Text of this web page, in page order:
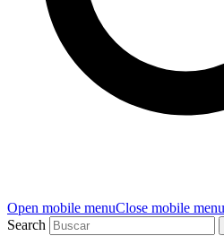
Open mobile menuClose mobile menu
Search